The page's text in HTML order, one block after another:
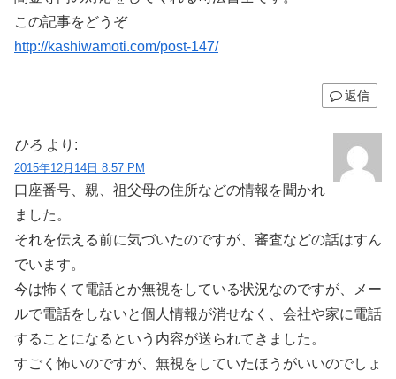
この記事をどうぞ
http://kashiwamoti.com/post-147/
返信
ひろ より:
2015年12月14日 8:57 PM
口座番号、親、祖父母の住所などの情報を聞かれ
ました。
それを伝える前に気づいたのですが、審査などの話はすん
でいます。
今は怖くて電話とか無視をしている状況なのですが、メー
ルで電話をしないと個人情報が消せなく、会社や家に電話
することになるという内容が送られてきました。
すごく怖いのですが、無視をしていたほうがいいのでしょ